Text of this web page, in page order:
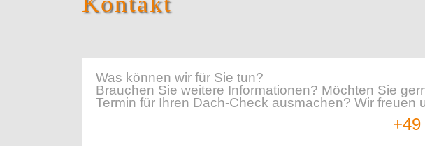
Was können wir für Sie tun?
Brauchen Sie weitere Informationen? Möchten Sie
Termin für Ihren Dach-Check ausmachen? Wir freuen